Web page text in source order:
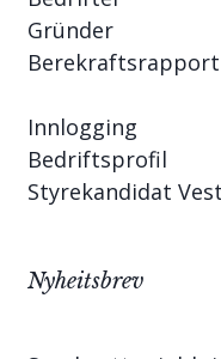
Gründer
Berekraftsrapport
Innlogging
Bedriftsprofil
Styrekandidat Vest
Nyheitsbrev